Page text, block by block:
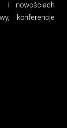
i nowościach
konferencje